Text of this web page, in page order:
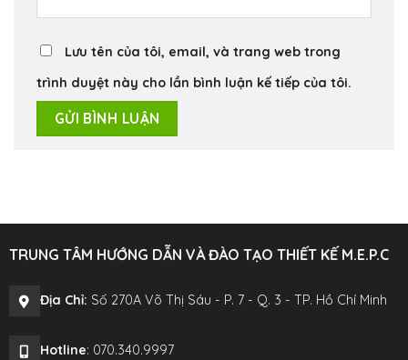
Lưu tên của tôi, email, và trang web trong
trình duyệt này cho lần bình luận kế tiếp của tôi.
TRUNG TÂM HƯỚNG DẪN VÀ ĐÀO TẠO THIẾT KẾ M.E.P.C
Địa Chỉ: Số 270A Võ Thị Sáu - P. 7 - Q. 3 - TP. Hồ Chí Minh
Hotline: 070.340.9997